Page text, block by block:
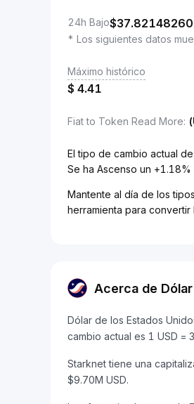
24h Bajo$
* Los siguientes datos
Máximo histórico
$ 4.41
Fiat to Token Read More:
El tipo de cambio actual
Se ha Ascenso un
Mantente al día de los
herramienta para
Acerca de
Dólar de los Estados
cambio actual es 1 USD =
Starknet tiene una
$9.70M USD.